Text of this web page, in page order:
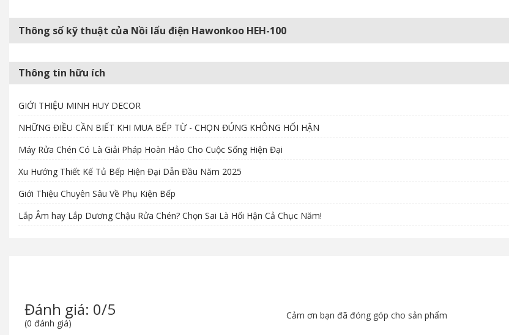
Thông số kỹ thuật của Nồi lẩu điện Hawonkoo HEH-100
Thông tin hữu ích
GIỚI THIỆU MINH HUY DECOR
NHỮNG ĐIỀU CẦN BIẾT KHI MUA BẾP TỪ - CHỌN ĐÚNG KHÔNG HỐI HẬN
Máy Rửa Chén Có Là Giải Pháp Hoàn Hảo Cho Cuộc Sống Hiện Đại
Xu Hướng Thiết Kế Tủ Bếp Hiện Đại Dẫn Đầu Năm 2025
Giới Thiệu Chuyên Sâu Về Phụ Kiện Bếp
Lắp Âm hay Lắp Dương Chậu Rửa Chén? Chọn Sai Là Hối Hận Cả Chục Năm!
Đánh giá: 0/5
(0 đánh giá)
Cảm ơn bạn đã đóng góp cho sản phẩm